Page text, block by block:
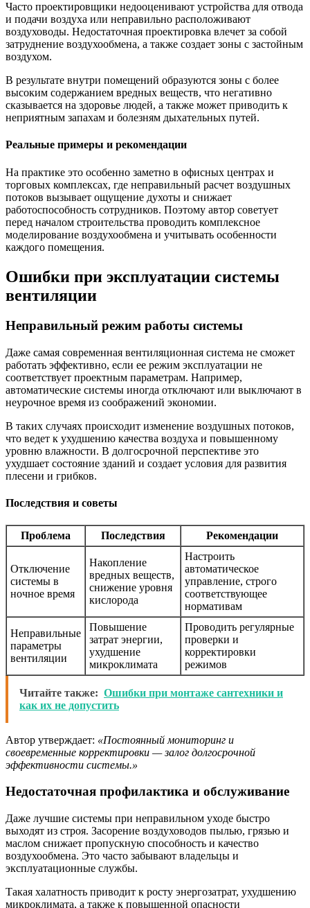
Часто проектировщики недооценивают устройства для отвода
и подачи воздуха или неправильно расположивают
воздуховоды. Недостаточная проектировка влечет за собой
затруднение воздухообмена, а также создает зоны с застойным
воздухом.
В результате внутри помещений образуются зоны с более
высоким содержанием вредных веществ, что негативно
сказывается на здоровье людей, а также может приводить к
неприятным запахам и болезням дыхательных путей.
Реальные примеры и рекомендации
На практике это особенно заметно в офисных центрах и
торговых комплексах, где неправильный расчет воздушных
потоков вызывает ощущение духоты и снижает
работоспособность сотрудников. Поэтому автор советует
перед началом строительства проводить комплексное
моделирование воздухообмена и учитывать особенности
каждого помещения.
Ошибки при эксплуатации системы
вентиляции
Неправильный режим работы системы
Даже самая современная вентиляционная система не сможет
работать эффективно, если ее режим эксплуатации не
соответствует проектным параметрам. Например,
автоматические системы иногда отключают или выключают в
неурочное время из соображений экономии.
В таких случаях происходит изменение воздушных потоков,
что ведет к ухудшению качества воздуха и повышенному
уровню влажности. В долгосрочной перспективе это
ухудшает состояние зданий и создает условия для развития
плесени и грибков.
Последствия и советы
Проблема Последствия Рекомендации
Отключение
системы в
ночное время
Накопление
вредных веществ,
снижение уровня
кислорода
Настроить
автоматическое
управление, строго
соответствующее
нормативам
Неправильные
параметры
вентиляции
Повышение
затрат энергии,
ухудшение
микроклимата
Проводить регулярные
проверки и
корректировки
режимов
Читайте также: Ошибки при монтаже сантехники и
как их не допустить
Автор утверждает: «Постоянный мониторинг и
своевременные корректировки — залог долгосрочной
эффективности системы.»
Недостаточная профилактика и обслуживание
Даже лучшие системы при неправильном уходе быстро
выходят из строя. Засорение воздуховодов пылью, грязью и
маслом снижает пропускную способность и качество
воздухообмена. Это часто забывают владельцы и
эксплуатационные службы.
Такая халатность приводит к росту энергозатрат, ухудшению
микроклимата, а также к повышенной опасности